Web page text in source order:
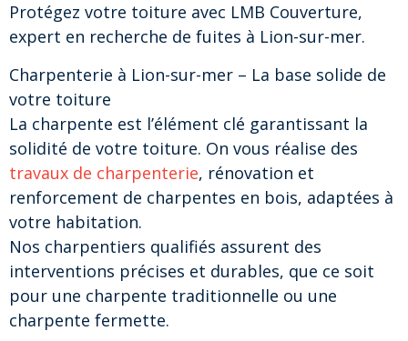
Protégez votre toiture avec LMB Couverture,
expert en recherche de fuites à Lion-sur-mer.
Charpenterie à Lion-sur-mer – La base solide de
votre toiture
La charpente est l’élément clé garantissant la
solidité de votre toiture. On vous réalise des
travaux de charpenterie, rénovation et
renforcement de charpentes en bois, adaptées à
votre habitation.
Nos charpentiers qualifiés assurent des
interventions précises et durables, que ce soit
pour une charpente traditionnelle ou une
charpente fermette.